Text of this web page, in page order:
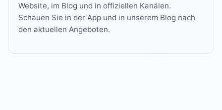
Website, im Blog und in offiziellen Kanälen.
Schauen Sie in der App und in unserem Blog nach
den aktuellen Angeboten.